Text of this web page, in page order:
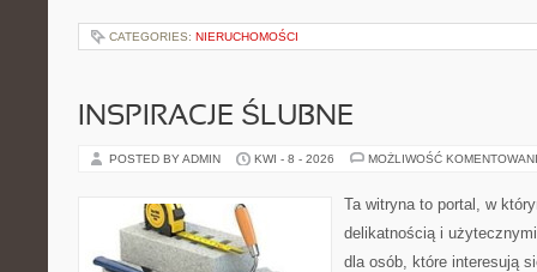
CATEGORIES: NIERUCHOMOŚCI
INSPIRACJE ŚLUBNE
POSTED BY ADMIN KWI - 8 - 2026 MOŻLIWOŚĆ
Ta witryna to portal, w
delikatnością i
dla osób, które interesują